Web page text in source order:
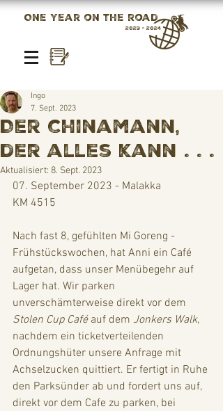
One year on the road
2023 - 2024
Der Chinamann,
der alles kann . . .
Ingo
7. Sept. 2023
Aktualisiert: 8. Sept. 2023
07. September 2023 - Malakka
KM 4515
Nach fast 8, gefühlten Mi Goreng -
Frühstückswochen, hat Anni ein Café
aufgetan, dass unser Menübegehr auf
Lager hat. Wir parken
unverschämterweise direkt vor dem
Stolen Cup Café auf dem Jonkers Walk,
nachdem ein ticketverteilenden
Ordnungshüter unsere Anfrage mit
Achselzucken quittiert. Er fertigt in Ruhe
den Parksünder ab und fordert uns auf,
direkt vor dem Cafe zu parken, bei